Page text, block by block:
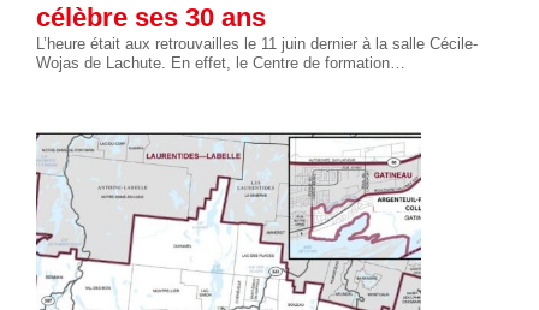
célèbre ses 30 ans
L’heure était aux retrouvailles le 11 juin dernier à la salle Cécile-
Wojas de Lachute. En effet, le Centre de formation…